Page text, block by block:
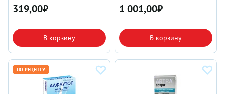
319,00₽
В корзину
1 001,00₽
В корзину
ПО РЕЦЕПТУ